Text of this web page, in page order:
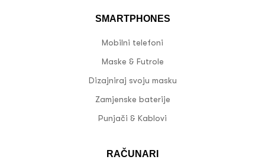
SMARTPHONES
Mobilni telefoni
Maske & Futrole
Dizajniraj svoju masku
Zamjenske baterije
Punjači & Kablovi
RAČUNARI